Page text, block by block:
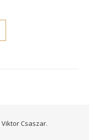
Viktor Csaszar.